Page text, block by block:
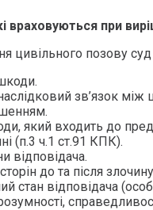
враховуються при
цивільного позову
зв’язок
який входить до
(п.3 ч.1 ст.91 КПК).
відповідача.
до та після
стан відповідача